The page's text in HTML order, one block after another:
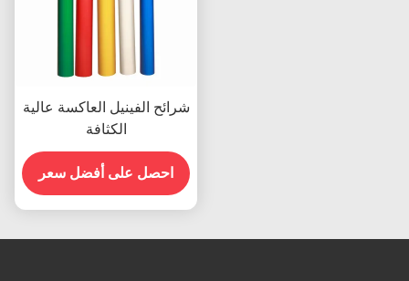
شرائح الفينيل العاكسة عالية
الكثافة
احصل على أفضل سعر